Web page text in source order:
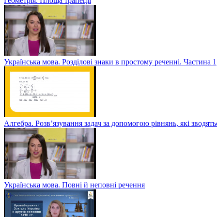
Українська мова. Розділові знаки в простому реченні. Частина 1
Алгебра. Розв’язування задач за допомогою рівнянь, які
Українська мова. Повні й неповні речення